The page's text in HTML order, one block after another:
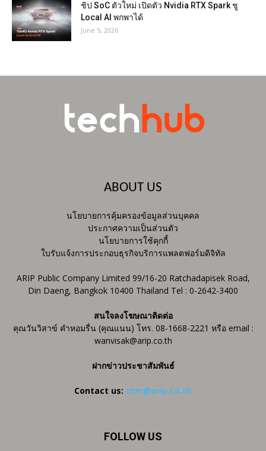
ชิป SoC ตัวใหม่ เปิดตัว Nvidia RTX Spark ชู
Local AI พกพาได้
June 5, 2026
ABOUT US
นโยบายการคุ้มครองข้อมูลส่วนบุคคล
ประกาศความเป็นส่วนตัว
นโยบายการใช้คุกกี้
ใบรับแจ้งการประกอบธุรกิจบริการแพลตฟอร์มดิจิทัล
ARIP Public Company Limited 99/16-20 Ratchadapisek Road,
Din Daeng, Bangkok 10400 Thailand Tel : 0-2642-3400
สนใจลงโฆษณาติดต่อ
คุณวันวิสาข์ คำหอมรื่น (คุณแนน) โทร. 08-1668-2221 หรือ email :
wanvisak@arip.co.th
ฝากข่าวประชาสัมพันธ์
Contact us: ctm@arip.co.th
FOLLOW US